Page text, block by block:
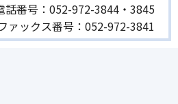
話番号： 052-972-3844・3845
ァックス番号： 052-972-3841